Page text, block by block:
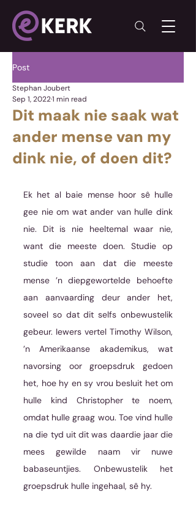
Post
Dit maak nie saak wat
ander mense van my
dink nie, of doen dit?
Stephan Joubert
Sep 1, 20221 min read
Ek het al baie mense hoor sê hulle
gee nie om wat ander van hulle dink
nie. Dit is nie heeltemal waar nie,
want die meeste doen. Studie op
studie toon aan dat die meeste
mense ’n diepgewortelde behoefte
aan aanvaarding deur ander het,
soveel so dat dit selfs onbewustelik
gebeur. Iewers vertel Timothy Wilson,
’n Amerikaanse akademikus, wat
navorsing oor groepsdruk gedoen
het, hoe hy en sy vrou besluit het om
hulle kind Christopher te noem,
omdat hulle graag wou. Toe vind hulle
na die tyd uit dit was daardie jaar die
mees gewilde naam vir nuwe
babaseuntjies. Onbewustelik het
groepsdruk hulle ingehaal, sê hy.